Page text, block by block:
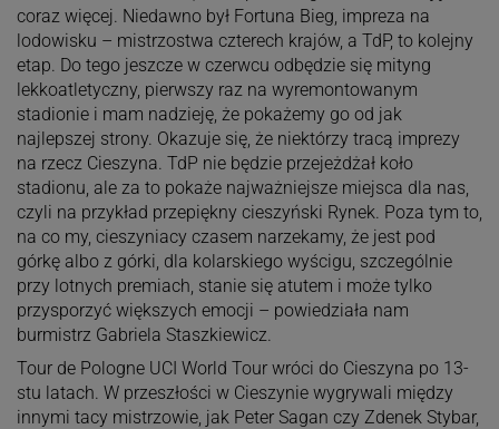
coraz więcej. Niedawno był Fortuna Bieg, impreza na
lodowisku – mistrzostwa czterech krajów, a TdP, to kolejny
etap. Do tego jeszcze w czerwcu odbędzie się mityng
lekkoatletyczny, pierwszy raz na wyremontowanym
stadionie i mam nadzieję, że pokażemy go od jak
najlepszej strony. Okazuje się, że niektórzy tracą imprezy
na rzecz Cieszyna. TdP nie będzie przejeżdżał koło
stadionu, ale za to pokaże najważniejsze miejsca dla nas,
czyli na przykład przepiękny cieszyński Rynek. Poza tym to,
na co my, cieszyniacy czasem narzekamy, że jest pod
górkę albo z górki, dla kolarskiego wyścigu, szczególnie
przy lotnych premiach, stanie się atutem i może tylko
przysporzyć większych emocji – powiedziała nam
burmistrz Gabriela Staszkiewicz.
Tour de Pologne UCI World Tour wróci do Cieszyna po 13-
stu latach. W przeszłości w Cieszynie wygrywali między
innymi tacy mistrzowie, jak Peter Sagan czy Zdenek Stybar,